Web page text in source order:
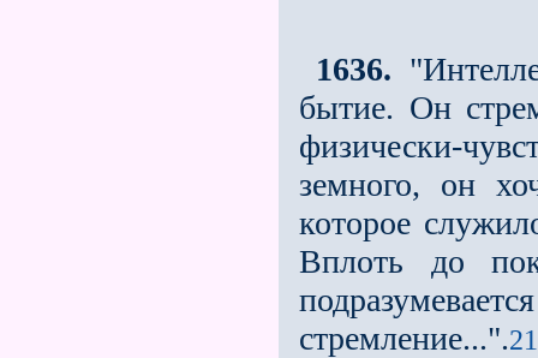
1636.
бытие. Он
физически-
земного, он
которое
Вплоть до
стремление...".